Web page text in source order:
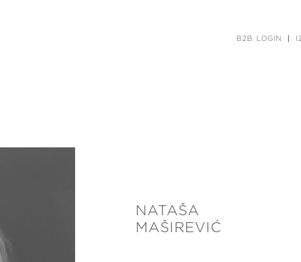
B2B LOGIN
NATAŠA
MAŠIREVIĆ